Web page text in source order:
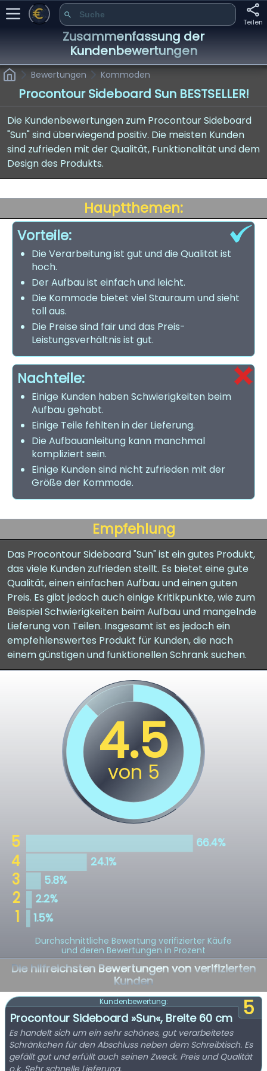
Teilen
Zusammenfassung der
Kundenbewertungen
Bewertungen Kommoden
Procontour Sideboard Sun BESTSELLER!
Die Kundenbewertungen zum Procontour Sideboard
"Sun" sind überwiegend positiv. Die meisten Kunden
sind zufrieden mit der Qualität, Funktionalität und dem
Design des Produkts.
Hauptthemen:
Vorteile:
Die Verarbeitung ist gut und die Qualität ist
hoch.
Der Aufbau ist einfach und leicht.
Die Kommode bietet viel Stauraum und sieht
toll aus.
Die Preise sind fair und das Preis-
Leistungsverhältnis ist gut.
Nachteile:
Einige Kunden haben Schwierigkeiten beim
Aufbau gehabt.
Einige Teile fehlten in der Lieferung.
Die Aufbauanleitung kann manchmal
kompliziert sein.
Einige Kunden sind nicht zufrieden mit der
Größe der Kommode.
Empfehlung
Das Procontour Sideboard "Sun" ist ein gutes Produkt,
das viele Kunden zufrieden stellt. Es bietet eine gute
Qualität, einen einfachen Aufbau und einen guten
Preis. Es gibt jedoch auch einige Kritikpunkte, wie zum
Beispiel Schwierigkeiten beim Aufbau und mangelnde
Lieferung von Teilen. Insgesamt ist es jedoch ein
empfehlenswertes Produkt für Kunden, die nach
einem günstigen und funktionellen Schrank suchen.
Durchschnittliche Bewertung verifizierter Käufe
und deren Bewertungen in Prozent
Die hilfreichsten Bewertungen von verifizierten
Kunden
5
Kundenbewertung:
Procontour Sideboard »Sun«, Breite 60 cm
Es handelt sich um ein sehr schönes, gut verarbeitetes
Schränkchen für den Abschluss neben dem Schreibtisch. Es
gefällt gut und erfüllt auch seinen Zweck. Preis und Qualität
o.k. Sehr schnelle Lieferung.